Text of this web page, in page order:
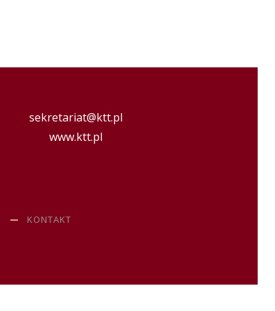
sekretariat@ktt.pl
www.ktt.pl
KONTAKT